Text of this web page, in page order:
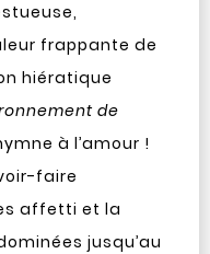
frappante de
hiératique
de
à l’amour !
faire
affetti et la
jusqu’au